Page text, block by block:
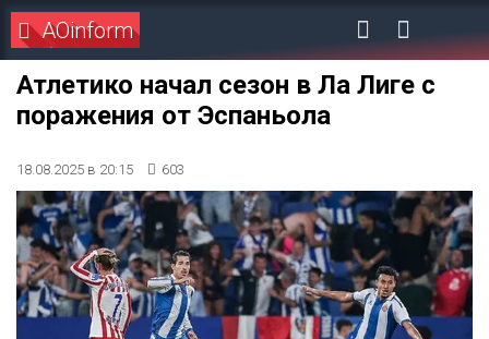
AOinform
Атлетико начал сезон в Ла Лиге с
поражения от Эспаньола
18.08.2025 в 20:15 603